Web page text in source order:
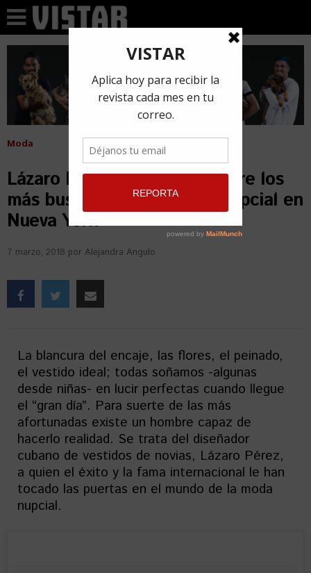
Moda
Lázaro Pérez, un cubano entre los
más buscados de la moda nupcial en
Nueva York
7 marzo, 2018 por Alejandra Angulo
La blancura del encaje, las flores, el peinado,
el vestido ideal; todas soñamos -algunas
desde niñas- en lucir perfectas cuando llegue
el “gran día”. Para suerte de las más
afortunadas existe un hombre capaz de
hacerlo realidad. Se trata del diseñador
cubano de vestidos de novias, Lázaro Pérez,
a quien el éxito y la fama internacional le han
tocado las puertas en el mundo de la moda
nupcial.